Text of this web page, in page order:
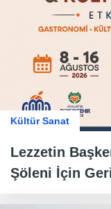
Kültür Sanat
Lezzetin
Şöleni İçin